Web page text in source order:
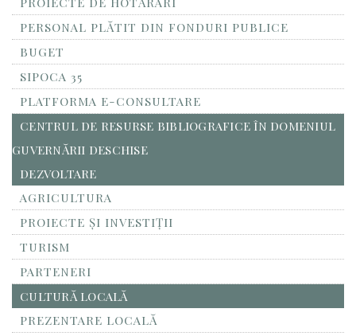
PERSONAL PLĂTIT DIN FONDURI PUBLICE
BUGET
SIPOCA 35
PLATFORMA E-CONSULTARE
CENTRUL DE RESURSE BIBLIOGRAFICE ÎN DOMENIUL
GUVERNĂRII DESCHISE
DEZVOLTARE
AGRICULTURA
PROIECTE ȘI INVESTIȚII
TURISM
PARTENERI
CULTURĂ LOCALĂ
PREZENTARE LOCALĂ